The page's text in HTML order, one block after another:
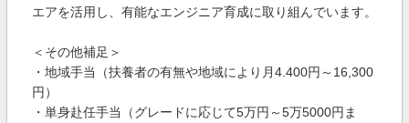
エアを活用し、有能なエンジニア育成に取り組んでいます。
＜その他補足＞
・地域手当（扶養者の有無や地域により月4.400円～16,300
円）
・単身赴任手当（グレードに応じて5万円～5万5000円ま